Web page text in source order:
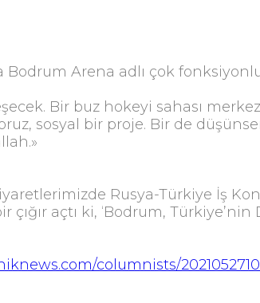
Arena adlı çok
Bir buz hokeyi sahası
sosyal bir proje. Bir de
Rusya-Türkiye İş
açtı ki, ‘Bodrum, Türkiye’nin
columnists/